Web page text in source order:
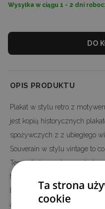
Wysyłka w ciągu 1 - 2 dni
DO
OPIS PRODUKTU
Plakat w stylu retro z
jest kopią historycznych
spożywczych z z ubiegłego
Souverain w stylu vintage to
Ten unikalny motyw
tworzy ciekawą dekoracją
Plakat Nadruk reklamowy Le
aby dekorować nim kuchnię
Ta strona
cookie